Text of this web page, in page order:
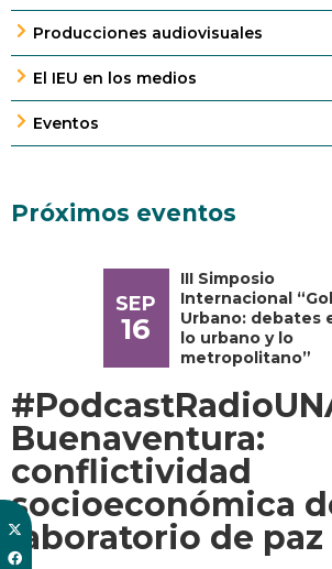
Producciones audiovisuales
El IEU en los medios
Eventos
Próximos eventos
SEP
16
III Simposio
Internacional
Urbano: debates
lo urbano y lo
metropolitano”
Buenaventura:
conflictividad
socioeconómica
laboratorio de paz